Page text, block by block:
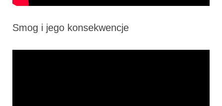
Smog i jego konsekwencje